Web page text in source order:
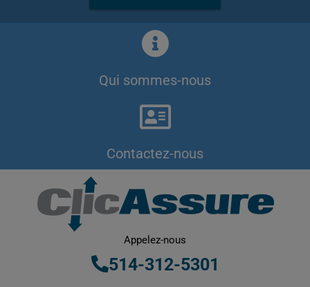
Qui sommes-nous
Contactez-nous
Appelez-nous
514-312-5301